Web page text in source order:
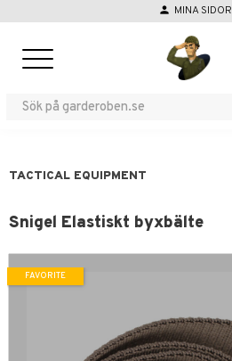
person MINA SIDOR
TACTICAL EQUIPMENT
Snigel Elastiskt byxbälte
FAVORITE